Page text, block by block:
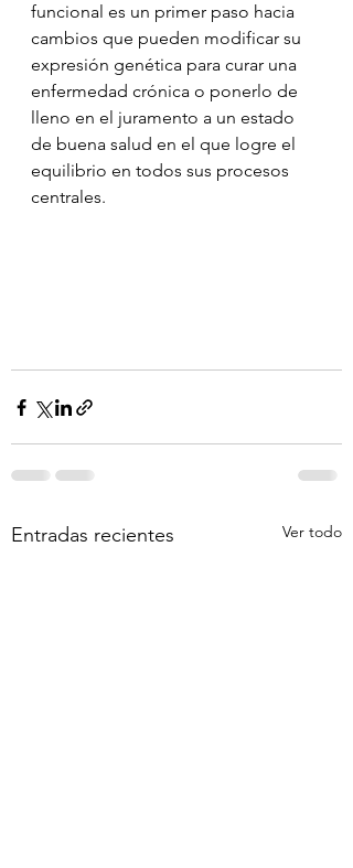
funcional es un primer paso hacia
cambios que pueden modificar su
expresión genética para curar una
enfermedad crónica o ponerlo de
lleno en el juramento a un estado
de buena salud en el que logre el
equilibrio en todos sus procesos
centrales.
Entradas recientes Ver todo